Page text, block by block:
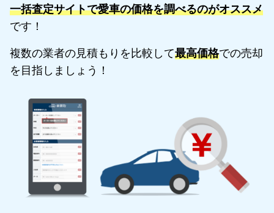
一括査定サイトで愛車の価格を調べるのがオススメ
です！
複数の業者の見積もりを比較して最高価格での売却
を目指しましょう！